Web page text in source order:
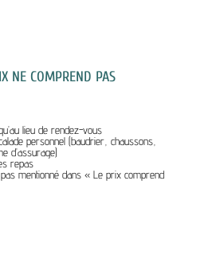
NE COMPREND PAS
lieu de rendez-vous
personnel (baudrier, chaussons,
d’assurage)
repas
pas mentionné dans « Le prix comprend